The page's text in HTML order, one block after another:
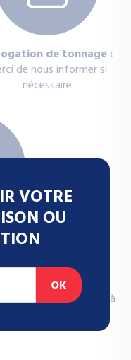
de tonnage :
de nous informer si
nécessaire
ou
et restons à